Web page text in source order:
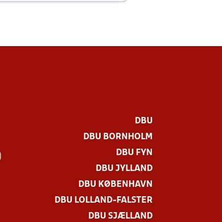
DBU
DBU BORNHOLM
DBU FYN
DBU JYLLAND
DBU KØBENHAVN
DBU LOLLAND-FALSTER
DBU SJÆLLAND